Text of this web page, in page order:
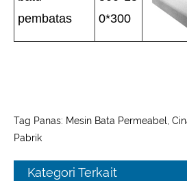
pembatas
0*300
Tag Panas: Mesin Bata Permeabel,
Pabrik
Kategori Terkait